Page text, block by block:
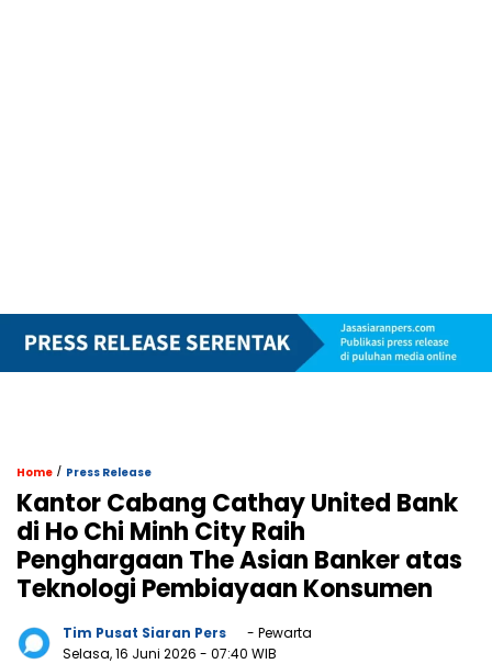
Home / Press Release
Kantor Cabang Cathay United Bank
di Ho Chi Minh City Raih
Penghargaan The Asian Banker atas
Teknologi Pembiayaan Konsumen
Tim Pusat Siaran Pers
- Pewarta
Selasa, 16 Juni 2026 - 07:40 WIB